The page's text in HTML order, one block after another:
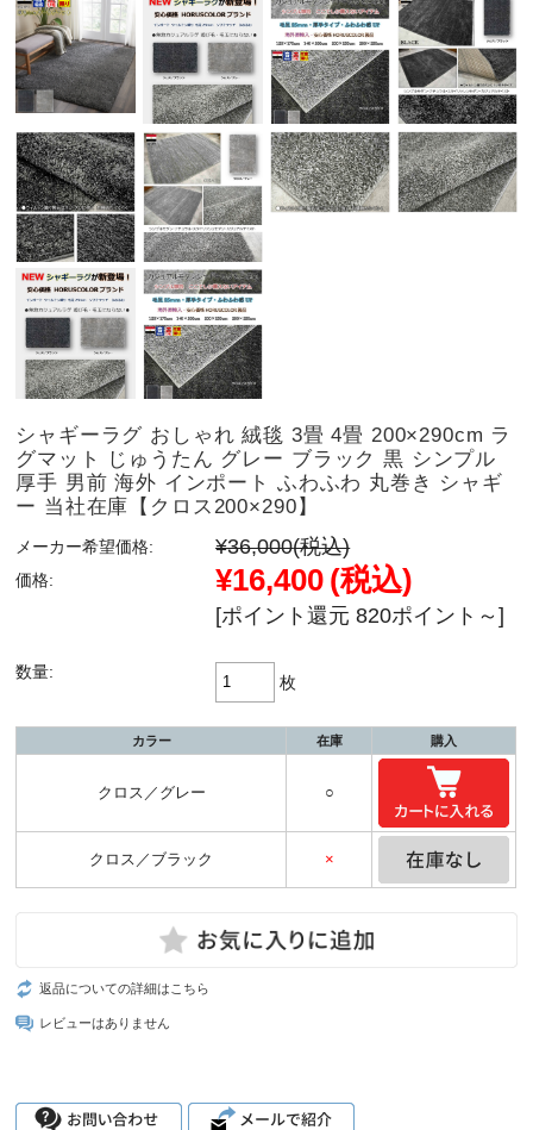
シャギーラグ おしゃれ 絨毯 3畳 4畳 200×290cm ラ
グマット じゅうたん グレー ブラック 黒 シンプル
厚手 男前 海外 インポート ふわふわ 丸巻き シャギ
ー 当社在庫【クロス200×290】
メーカー希望価格: ¥36,000(税込)
価格: ¥16,400 (税込)
[ポイント還元 820ポイント～]
数量:
枚
カラー 在庫 購入
クロス／グレー ○
クロス／ブラック ×
返品についての詳細はこちら
レビューはありません